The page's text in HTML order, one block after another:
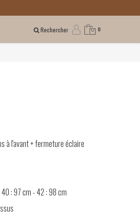
Rechercher 0
à l'avant + fermeture éclaire
: 97 cm - 42 : 98 cm